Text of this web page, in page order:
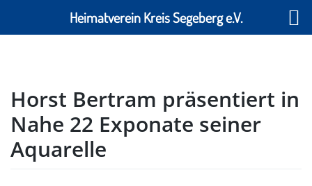
Horst Bertram präsentiert in
Nahe 22 Exponate seiner
Aquarelle
Heimatverein Kreis Segeberg e.V.